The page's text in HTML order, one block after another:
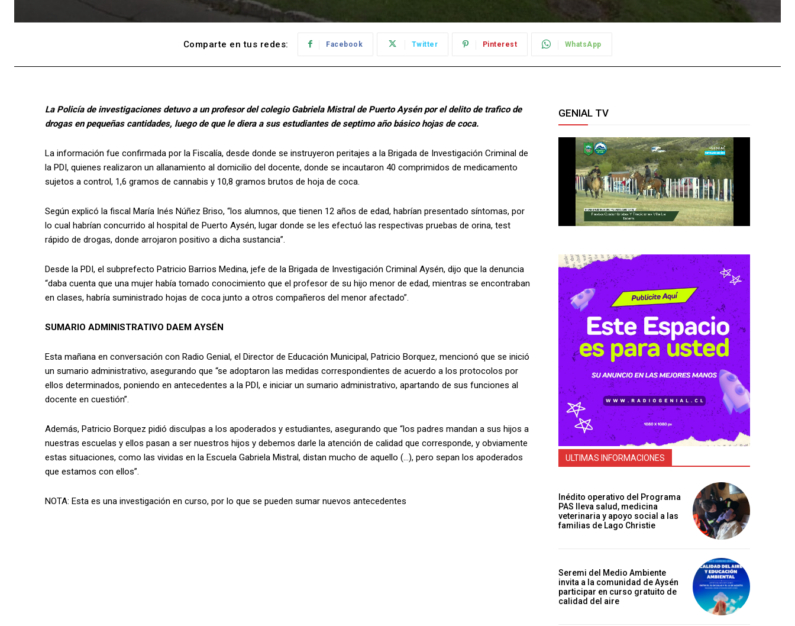
Comparte en tus redes: Facebook Twitter Pinterest WhatsApp
La Policía de investigaciones detuvo a un profesor del colegio Gabriela Mistral de Puerto Aysén por el delito de trafico de
drogas en pequeñas cantidades, luego de que le diera a sus estudiantes de septimo año básico hojas de coca.
La información fue confirmada por la Fiscalía, desde donde se instruyeron peritajes a la Brigada de Investigación Criminal de
la PDI, quienes realizaron un allanamiento al domicilio del docente, donde se incautaron 40 comprimidos de medicamento
sujetos a control, 1,6 gramos de cannabis y 10,8 gramos brutos de hoja de coca.
Según explicó la fiscal María Inés Núñez Briso, “los alumnos, que tienen 12 años de edad, habrían presentado síntomas, por
lo cual habrían concurrido al hospital de Puerto Aysén, lugar donde se les efectuó las respectivas pruebas de orina, test
rápido de drogas, donde arrojaron positivo a dicha sustancia”.
Desde la PDI, el subprefecto Patricio Barrios Medina, jefe de la Brigada de Investigación Criminal Aysén, dijo que la denuncia
“daba cuenta que una mujer había tomado conocimiento que el profesor de su hijo menor de edad, mientras se encontraban
en clases, habría suministrado hojas de coca junto a otros compañeros del menor afectado”.
SUMARIO ADMINISTRATIVO DAEM AYSÉN
Esta mañana en conversación con Radio Genial, el Director de Educación Municipal, Patricio Borquez, mencionó que se inició
un sumario administrativo, asegurando que “se adoptaron las medidas correspondientes de acuerdo a los protocolos por
ellos determinados, poniendo en antecedentes a la PDI, e iniciar un sumario administrativo, apartando de sus funciones al
docente en cuestión”.
Además, Patricio Borquez pidió disculpas a los apoderados y estudiantes, asegurando que “los padres mandan a sus hijos a
nuestras escuelas y ellos pasan a ser nuestros hijos y debemos darle la atención de calidad que corresponde, y obviamente
estas situaciones, como las vividas en la Escuela Gabriela Mistral, distan mucho de aquello (…), pero sepan los apoderados
que estamos con ellos”.
NOTA: Esta es una investigación en curso, por lo que se pueden sumar nuevos antecedentes
GENIAL TV
ULTIMAS INFORMACIONES
Inédito operativo del Programa
PAS lleva salud, medicina
veterinaria y apoyo social a las
familias de Lago Christie
Seremi del Medio Ambiente
invita a la comunidad de Aysén
participar en curso gratuito de
calidad del aire